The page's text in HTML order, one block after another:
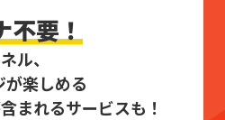
不要！
ル、
が楽しめる
まれるサービスも！